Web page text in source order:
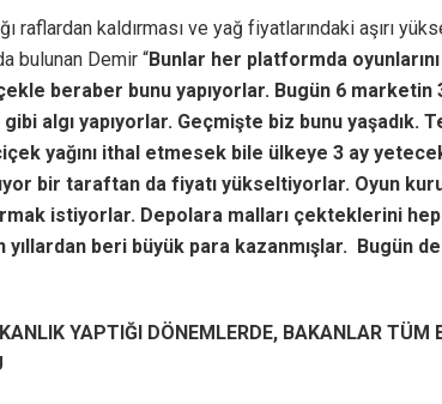
raflardan kaldırması ve yağ fiyatlarındaki aşırı
bulunan Demir “Bunlar her platformda
beraber bunu yapıyorlar. Bugün 6 marketin
gibi algı yapıyorlar. Geçmişte biz bunu yaşadık.
yağını ithal etmesek bile ülkeye 3 ay
bir taraftan da fiyatı yükseltiyorlar. Oyun
istiyorlar. Depolara malları çekteklerini
beri büyük para kazanmışlar. Bugün
YAPTIĞI DÖNEMLERDE, BAKANLAR TÜM